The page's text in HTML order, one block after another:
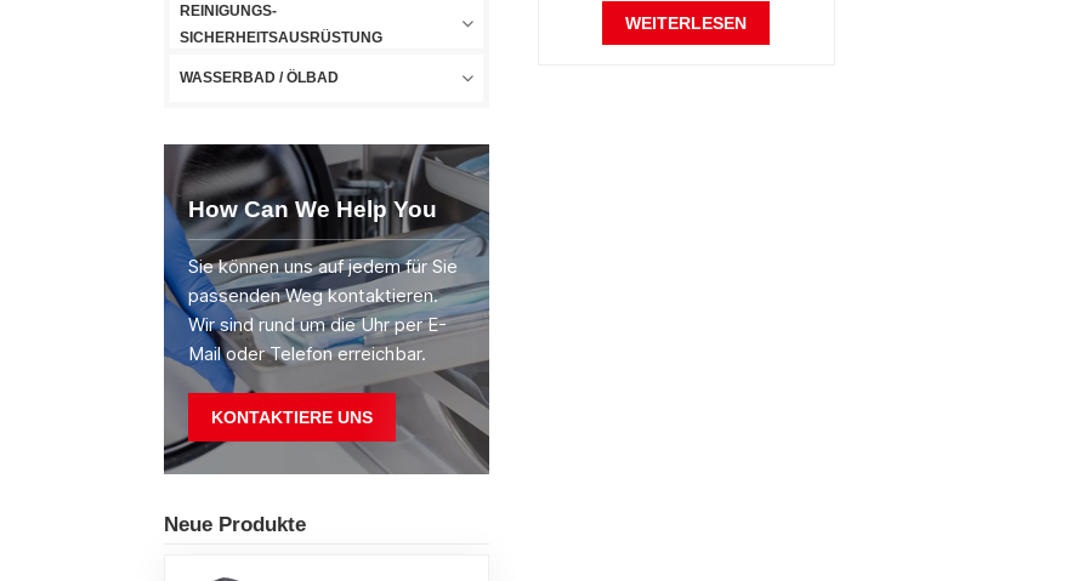
REINIGUNGS-
SICHERHEITSAUSRÜSTUNG
WASSERBAD / ÖLBAD
How Can We Help You
Sie können uns auf jedem für Sie
passenden Weg kontaktieren.
Wir sind rund um die Uhr per E-
Mail oder Telefon erreichbar.
KONTAKTIERE UNS
Neue Produkte
WEITERLESEN